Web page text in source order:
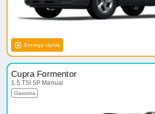
Entrega rápida
Cupra Formentor
1.5 TSI 5P Manual
Gasolina